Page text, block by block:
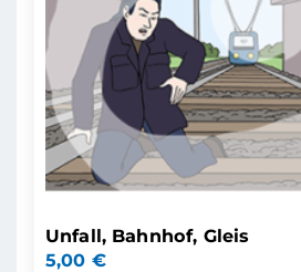
Unfall, Bahnhof, Gleis
5,00 €